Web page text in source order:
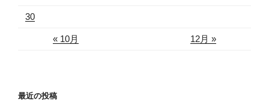
« 10月 12月 »
30
最近の投稿